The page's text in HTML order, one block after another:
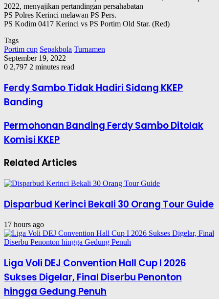
2022, menyajikan pertandingan persahabatan
PS Polres Kerinci melawan PS Pers.
PS Kodim 0417 Kerinci vs PS Portim Old Star. (Red)
Tags
Portim cup Sepakbola Turnamen
September 19, 2022
0 2,797 2 minutes read
Ferdy Sambo Tidak Hadiri Sidang KKEP
Banding
Permohonan Banding Ferdy Sambo Ditolak
Komisi KKEP
Related Articles
Disparbud Kerinci Bekali 30 Orang Tour Guide
17 hours ago
Liga Voli DEJ Convention Hall Cup I 2026
Sukses Digelar, Final Diserbu Penonton
hingga Gedung Penuh